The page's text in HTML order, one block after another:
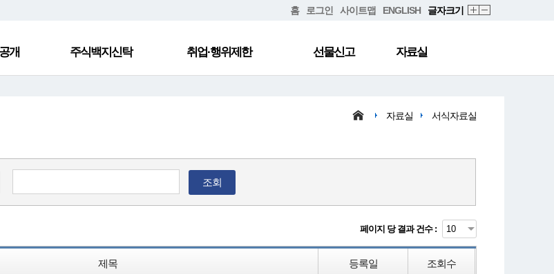
홈 로그인 사이트맵 ENGLISH 글자크기
개 주식백지신탁 취업·행위제한 선물신고 자료실
자료실 서식자료실
조회
페이지 당 결과 건수 :
제목 등록일 조회수